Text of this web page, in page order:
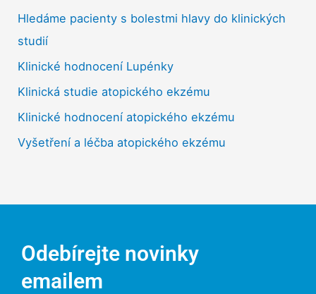
Hledáme pacienty s bolestmi hlavy do klinických
studií
Klinické hodnocení Lupénky
Klinická studie atopického ekzému
Klinické hodnocení atopického ekzému
Vyšetření a léčba atopického ekzému
Odebírejte novinky
emailem